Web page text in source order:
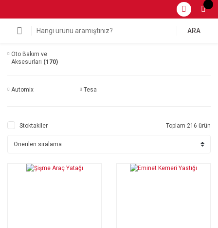
ARA
Oto Bakım ve
Aksesurları (170)
Automix Tesa
Stoktakiler Toplam 216 ürün